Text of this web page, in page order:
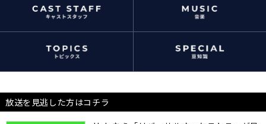
放送を見逃した方はコチラ